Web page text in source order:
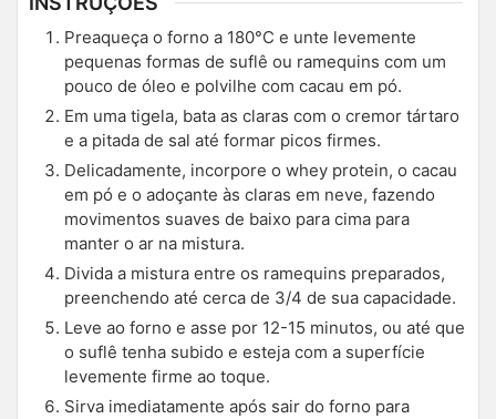
Preaqueça o forno a 180°C e unte levemente
pequenas formas de suflê ou ramequins com um
pouco de óleo e polvilhe com cacau em pó.
Em uma tigela, bata as claras com o cremor tártaro
e a pitada de sal até formar picos firmes.
Delicadamente, incorpore o whey protein, o cacau
em pó e o adoçante às claras em neve, fazendo
movimentos suaves de baixo para cima para
manter o ar na mistura.
Divida a mistura entre os ramequins preparados,
preenchendo até cerca de 3/4 de sua capacidade.
Leve ao forno e asse por 12-15 minutos, ou até que
o suflê tenha subido e esteja com a superfície
levemente firme ao toque.
Sirva imediatamente após sair do forno para